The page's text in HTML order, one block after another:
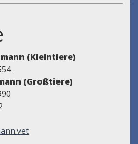
(Kleintiere)
(Großtiere)